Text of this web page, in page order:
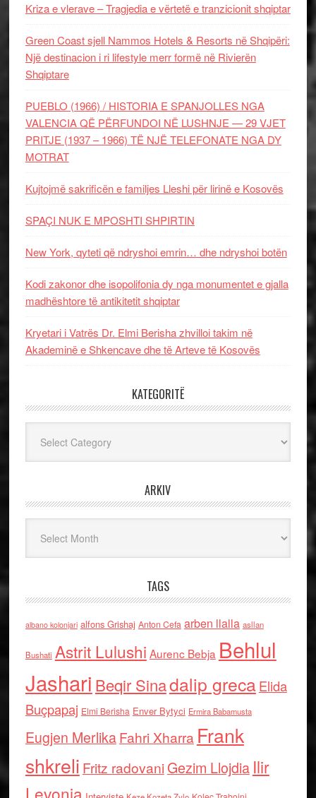
Kriza e vlerave – Tragjedia e vërtetë e tranzicionit shqiptar
Green Coast sjell Nammos Hotels & Resorts në Shqipëri:
Një destinacion i ri lifestyle merr formë në Rivierën
Shqiptare
PUEBLO (1966) / HISTORIA E SPANJOLLES NGA
VALENCIA QË PËRFUNDOI NË LUSHNJE — 29 VJET
PRITJE (1937 – 1966) TË NJË TELEFONATE NGA DY
MOTRAT
Kujtojmë sakrificën e familjes Lleshi për lirinë e Kosovës
SPAÇI NUK E MPOSHTI SHPIRTIN
New York, qyteti që ndryshoi emrin… dhe ndryshoi botën
Kodi zakonor dhe isopolifonia dy nga monumentet e gjalla
madhështore të antikitetit shqiptar
Kryetari i Vatrës Dr. Elmi Berisha zhvilloi takim në
Akademinë e Shkencave dhe të Arteve të Kosovës
KATEGORITË
ARKIV
TAGS
albano kolonjari alfons Grishaj Anton Cefa arben llalla asllan
Bushati Astrit Lulushi Aurenc Bebja Behlul
Jashari Beqir Sinadalip grecaElida
Buçpapaj Elmi Berisha Enver Bytyci Ermira Babamusta
Eugjen MerlikaFahri Xharra Frank
shkreli Fritz radovaniGezim Llojdia Ilir
Levonja